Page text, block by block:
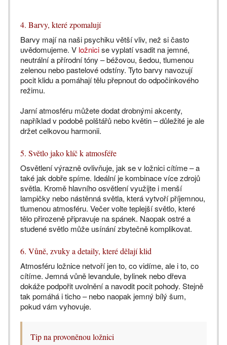
4. Barvy, které zpomalují
Barvy mají na naši psychiku větší vliv, než si často
uvědomujeme. V ložnicise vyplatí vsadit na jemné,
neutrální a přírodní tóny – béžovou, šedou, tlumenou
zelenou nebo pastelové odstíny. Tyto barvy navozují
pocit klidu a pomáhají tělu přepnout do odpočinkového
režimu.
Jarní atmosféru můžete dodat drobnými akcenty,
například v podobě polštářů nebo květin – důležité je ale
držet celkovou harmonii.
5. Světlo jako klíč k atmosféře
Osvětlení výrazně ovlivňuje, jak se v ložnici cítíme – a
také jak dobře spíme. Ideální je kombinace více zdrojů
světla. Kromě hlavního osvětlení využijte i menší
lampičky nebo nástěnná světla, která vytvoří příjemnou,
tlumenou atmosféru. Večer volte teplejší světlo, které
tělo přirozeně připravuje na spánek. Naopak ostré a
studené světlo může usínání zbytečně komplikovat.
6. Vůně, zvuky a detaily, které dělají klid
Atmosféru ložnice netvoří jen to, co vidíme, ale i to, co
cítíme. Jemná vůně levandule, bylinek nebo dřeva
dokáže podpořit uvolnění a navodit pocit pohody. Stejně
tak pomáhá i ticho – nebo naopak jemný bílý šum,
pokud vám vyhovuje.
Tip na provoněnou ložnici